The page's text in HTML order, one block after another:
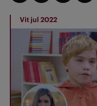
Vit jul 2022